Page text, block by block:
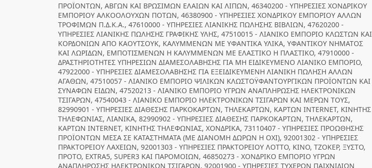
ΠΡΟΪΟΝΤΩΝ, ΑΒΓΩΝ ΚΑΙ ΒΡΩΣΙΜΩΝ ΕΛΑΙΩΝ ΚΑΙ ΛΙΠΩΝ, 46340200 - ΥΠΗΡΕΣΙΕΣ ΧΟΝΔΡΙΚΟΥ
ΕΜΠΟΡΙΟΥ ΑΛΚΟΟΛΟΥΧΩΝ ΠΟΤΩΝ, 46380900 - ΥΠΗΡΕΣΙΕΣ ΧΟΝΔΡΙΚΟΥ ΕΜΠΟΡΙΟΥ ΑΛΛΩΝ
ΤΡΟΦΙΜΩΝ Π.Δ.Κ.Α., 47610000 - ΥΠΗΡΕΣΙΕΣ ΛΙΑΝΙΚΗΣ ΠΩΛΗΣΗΣ ΒΙΒΛΙΩΝ, 47620200 -
ΥΠΗΡΕΣΙΕΣ ΛΙΑΝΙΚΗΣ ΠΩΛΗΣΗΣ ΓΡΑΦΙΚΗΣ ΥΛΗΣ, 47510015 - ΛΙΑΝΙΚΟ ΕΜΠΟΡΙΟ ΚΛΩΣΤΩΝ ΚΑΙ
ΚΟΡΔΟΝΙΩΝ ΑΠΟ ΚΑΟΥΤΣΟΥΚ, ΚΑΛΥΜΜΕΝΩΝ ΜΕ ΥΦΑΝΤΙΚΑ ΥΛΙΚΑ, ΥΦΑΝΤΙΚΟΥ ΝΗΜΑΤΟΣ
ΚΑΙ ΛΩΡΙΔΩΝ, ΕΜΠΟΤΙΣΜΕΝΩΝ Η ΚΑΛΥΜΜΕΝΩΝ ΜΕ ΕΛΑΣΤΙΚΟ Η ΠΛΑΣΤΙΚΟ, 47910000 -
ΔΡΑΣΤΗΡΙΟΤΗΤΕΣ ΥΠΗΡΕΣΙΩΝ ΔΙΑΜΕΣΟΛΑΒΗΣΗΣ ΓΙΑ ΜΗ ΕΙΔΙΚΕΥΜΕΝΟ ΛΙΑΝΙΚΟ ΕΜΠΟΡΙΟ,
47922000 - ΥΠΗΡΕΣΙΕΣ ΔΙΑΜΕΣΟΛΑΒΗΣΗΣ ΓΙΑ ΕΞΕΙΔΙΚΕΥΜΕΝΗ ΛΙΑΝΙΚΗ ΠΩΛΗΣΗ ΑΛΛΩΝ
ΑΓΑΘΩΝ, 47510057 - ΛΙΑΝΙΚΟ ΕΜΠΟΡΙΟ ΨΙΛΙΚΩΝ ΚΛΩΣΤΟΫΦΑΝΤΟΥΡΓΙΚΩΝ ΠΡΟΪΟΝΤΩΝ ΚΑΙ
ΣΥΝΑΦΩΝ ΕΙΔΩΝ, 47520213 - ΛΙΑΝΙΚΟ ΕΜΠΟΡΙΟ ΥΓΡΩΝ ΑΝΑΠΛΗΡΩΣΗΣ ΗΛΕΚΤΡΟΝΙΚΩΝ
ΤΣΙΓΑΡΩΝ, 47540043 - ΛΙΑΝΙΚΟ ΕΜΠΟΡΙΟ ΗΛΕΚΤΡΟΝΙΚΩΝ ΤΣΙΓΑΡΩΝ ΚΑΙ ΜΕΡΩΝ ΤΟΥΣ,
82990901 - ΥΠΗΡΕΣΙΕΣ ΔΙΑΘΕΣΗΣ ΠΑΡΚΟΚΑΡΤΩΝ, ΤΗΛΕΚΑΡΤΩΝ, ΚΑΡΤΩΝ INTERNET, ΚΙΝΗΤΗΣ
ΤΗΛΕΦΩΝΙΑΣ, ΛΙΑΝΙΚΑ, 82990902 - ΥΠΗΡΕΣΙΕΣ ΔΙΑΘΕΣΗΣ ΠΑΡΚΟΚΑΡΤΩΝ, ΤΗΛΕΚΑΡΤΩΝ,
ΚΑΡΤΩΝ INTERNET, ΚΙΝΗΤΗΣ ΤΗΛΕΦΩΝΙΑΣ, ΧΟΝΔΡΙΚΑ, 73110407 - ΥΠΗΡΕΣΙΕΣ ΠΡΟΩΘΗΣΗΣ
ΠΡΟΪΟΝΤΩΝ ΜΕΣΑ ΣΕ ΚΑΤΑΣΤΗΜΑΤΑ (ΜΕ ΔΙΑΝΟΜΗ ΔΩΡΩΝ Η ΟΧΙ), 92001302 - ΥΠΗΡΕΣΙΕΣ
ΠΡΑΚΤΟΡΕΙΟΥ ΛΑΧΕΙΩΝ, 92001303 - ΥΠΗΡΕΣΙΕΣ ΠΡΑΚΤΟΡΕΙΟΥ ΛΟΤΤΟ, ΚΙΝΟ, ΤΖΟΚΕΡ, ΞΥΣΤΟ,
ΠΡΟΤΟ, EXTRA5, SUPER3 ΚΑΙ ΠΑΡΟΜΟΙΩΝ, 46850273 - ΧΟΝΔΡΙΚΟ ΕΜΠΟΡΙΟ ΥΓΡΩΝ
ΑΝΑΠΛΗΡΩΣΗΣ ΗΛΕΚΤΡΟΝΙΚΩΝ ΤΣΙΓΑΡΩΝ, 92001900 - ΥΠΗΡΕΣΙΕΣ ΤΥΧΕΡΩΝ ΠΑΙΧΝΙΔΙΩΝ